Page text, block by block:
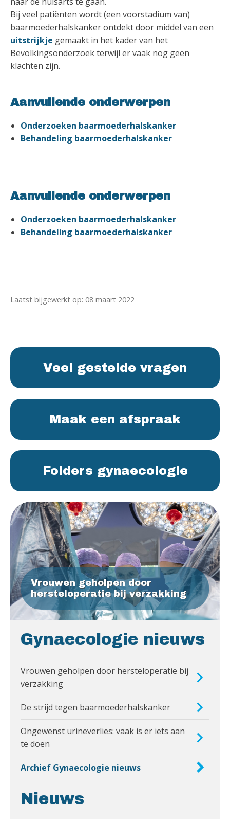
Bij veel patiënten wordt (een voorstadium van)
baarmoederhalskanker ontdekt door middel van een
uitstrijkje gemaakt in het kader van het
Bevolkingsonderzoek terwijl er vaak nog geen
klachten zijn.
Aanvullende onderwerpen
Onderzoeken baarmoederhalskanker
Behandeling baarmoederhalskanker
Aanvullende onderwerpen
Onderzoeken baarmoederhalskanker
Behandeling baarmoederhalskanker
Laatst bijgewerkt op: 08 maart 2022
Veel gestelde vragen
Maak een afspraak
Folders gynaecologie
Vrouwen geholpen door
hersteloperatie bij verzakking
Gynaecologie nieuws
Vrouwen geholpen door hersteloperatie bij
verzakking
De strijd tegen baarmoederhalskanker
Ongewenst urineverlies: vaak is er iets aan
te doen
Archief Gynaecologie nieuws
Nieuws